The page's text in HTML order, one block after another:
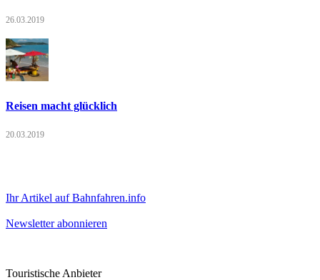
26.03.2019
Reisen macht glücklich
20.03.2019
Ihr Artikel auf Bahnfahren.info
Newsletter abonnieren
Touristische Anbieter